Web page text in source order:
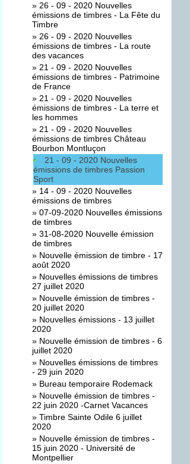
» 26 - 09 - 2020 Nouvelles
émissions de timbres - La Fête du
Timbre
» 26 - 09 - 2020 Nouvelles
émissions de timbres - La route
des vacances
» 21 - 09 - 2020 Nouvelles
émissions de timbres - Patrimoine
de France
» 21 - 09 - 2020 Nouvelles
émissions de timbres - La terre et
les hommes
» 21 - 09 - 2020 Nouvelles
émissions de timbres Château
Bourbon Montluçon
21 - 09 - 2020 Nouvelles
émissions de timbres Passion
Sport
» 14 - 09 - 2020 Nouvelles
émissions de timbres
» 07-09-2020 Nouvelles émissions
de timbres
» 31-08-2020 Nouvelle émission
de timbres
» Nouvelle émission de timbre - 17
août 2020
» Nouvelles émissions de timbres
27 juillet 2020
» Nouvelle émission de timbres -
20 juillet 2020
» Nouvelles émissions - 13 juillet
2020
» Nouvelle émission de timbres - 6
juillet 2020
» Nouvelles émissions de timbres
- 29 juin 2020
» Bureau temporaire Rodemack
» Nouvelle émission de timbres -
22 juin 2020 -Carnet Vacances
» Timbre Sainte Odile 6 juillet
2020
» Nouvelle émission de timbres -
15 juin 2020 - Université de
Montpellier